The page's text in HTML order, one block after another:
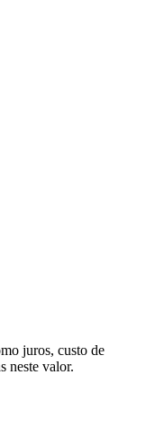
juros, custo de
neste valor.